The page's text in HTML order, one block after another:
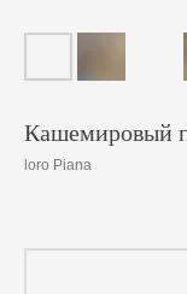
Кашемировый
loro Piana